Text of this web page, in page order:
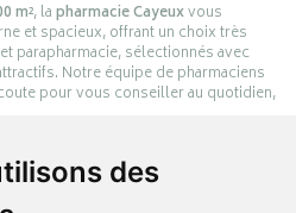
des
m², lapharmacie Cayeuxvous
et spacieux, offrant un choix très
parapharmacie, sélectionnés avec
Notre équipe de pharmaciens
pour vous conseiller au quotidien,
prolongement digital de la pharmacie
– Rang-du-Fliers.